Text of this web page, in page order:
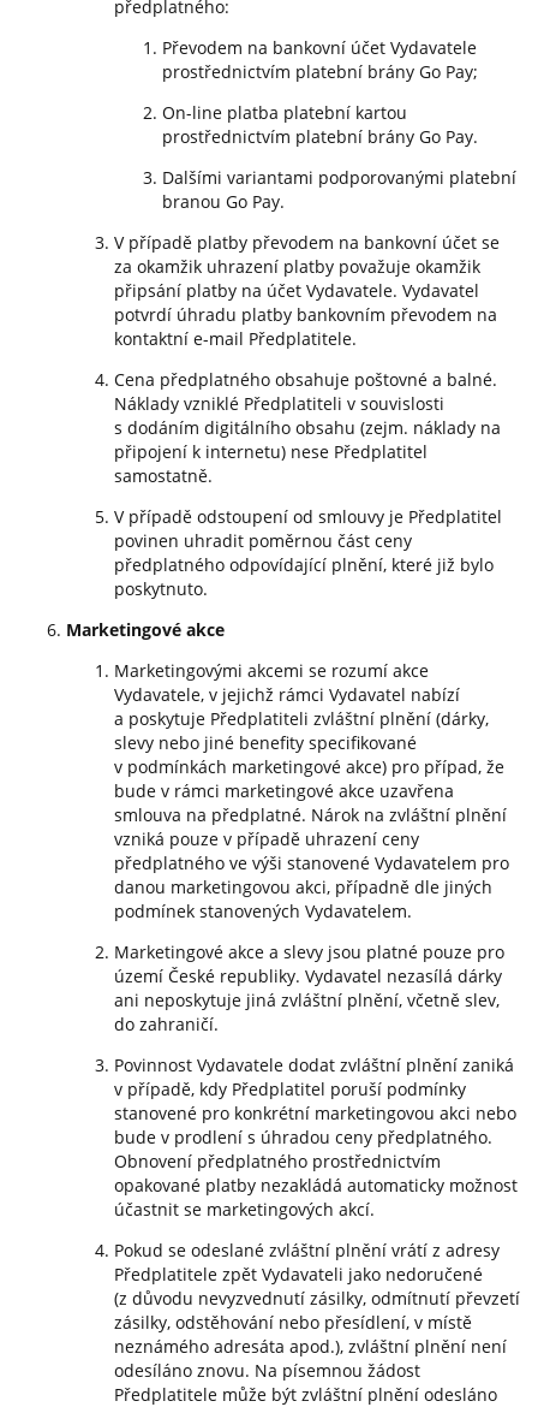
předplatného:
Převodem na bankovní účet Vydavatele
prostřednictvím platební brány Go Pay;
On-line platba platební kartou
prostřednictvím platební brány Go Pay.
Dalšími variantami podporovanými platební
branou Go Pay.
V případě platby převodem na bankovní účet se
za okamžik uhrazení platby považuje okamžik
připsání platby na účet Vydavatele. Vydavatel
potvrdí úhradu platby bankovním převodem na
kontaktní e-mail Předplatitele.
Cena předplatného obsahuje poštovné a balné.
Náklady vzniklé Předplatiteli v souvislosti
s dodáním digitálního obsahu (zejm. náklady na
připojení k internetu) nese Předplatitel
samostatně.
V případě odstoupení od smlouvy je Předplatitel
povinen uhradit poměrnou část ceny
předplatného odpovídající plnění, které již bylo
poskytnuto.
Marketingové akce
Marketingovými akcemi se rozumí akce
Vydavatele, v jejichž rámci Vydavatel nabízí
a poskytuje Předplatiteli zvláštní plnění (dárky,
slevy nebo jiné benefity specifikované
v podmínkách marketingové akce) pro případ, že
bude v rámci marketingové akce uzavřena
smlouva na předplatné. Nárok na zvláštní plnění
vzniká pouze v případě uhrazení ceny
předplatného ve výši stanovené Vydavatelem pro
danou marketingovou akci, případně dle jiných
podmínek stanovených Vydavatelem.
Marketingové akce a slevy jsou platné pouze pro
území České republiky. Vydavatel nezasílá dárky
ani neposkytuje jiná zvláštní plnění, včetně slev,
do zahraničí.
Povinnost Vydavatele dodat zvláštní plnění zaniká
v případě, kdy Předplatitel poruší podmínky
stanovené pro konkrétní marketingovou akci nebo
bude v prodlení s úhradou ceny předplatného.
Obnovení předplatného prostřednictvím
opakované platby nezakládá automaticky možnost
účastnit se marketingových akcí.
Pokud se odeslané zvláštní plnění vrátí z adresy
Předplatitele zpět Vydavateli jako nedoručené
(z důvodu nevyzvednutí zásilky, odmítnutí převzetí
zásilky, odstěhování nebo přesídlení, v místě
neznámého adresáta apod.), zvláštní plnění není
odesíláno znovu. Na písemnou žádost
Předplatitele může být zvláštní plnění odesláno